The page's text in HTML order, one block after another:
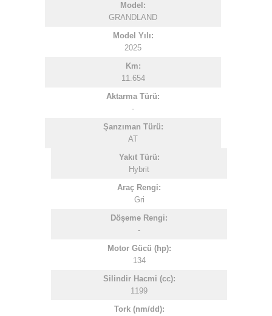
Model:
GRANDLAND
Model Yılı:
2025
Km:
11.654
Aktarma Türü:
-
Şanzıman Türü:
AT
Yakıt Türü:
Hybrit
Araç Rengi:
Gri
Döşeme Rengi:
-
Motor Gücü (hp):
134
Silindir Hacmi (cc):
1199
Tork (nm/dd):